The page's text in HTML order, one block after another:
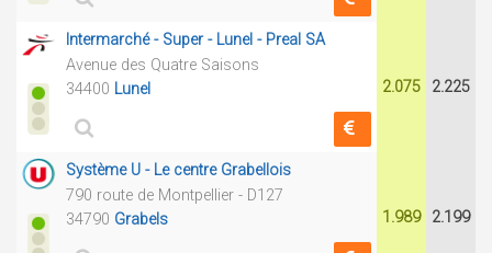
Intermarché - Super - Lunel - Preal SA
Avenue des Quatre Saisons
34400 Lunel 2.075 2.225
Système U - Le centre Grabellois
790 route de Montpellier - D127
34790 Grabels 1.989 2.199